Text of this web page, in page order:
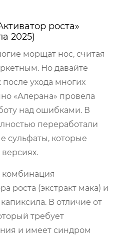
роста»
2025)
морщат нос, считая
Но давайте
после ухода многих
«Алерана» провела
над ошибками. В
переработали
сульфаты, которые
комбинация
роста (экстракт мака) и
В отличие от
требует
и имеет синдром